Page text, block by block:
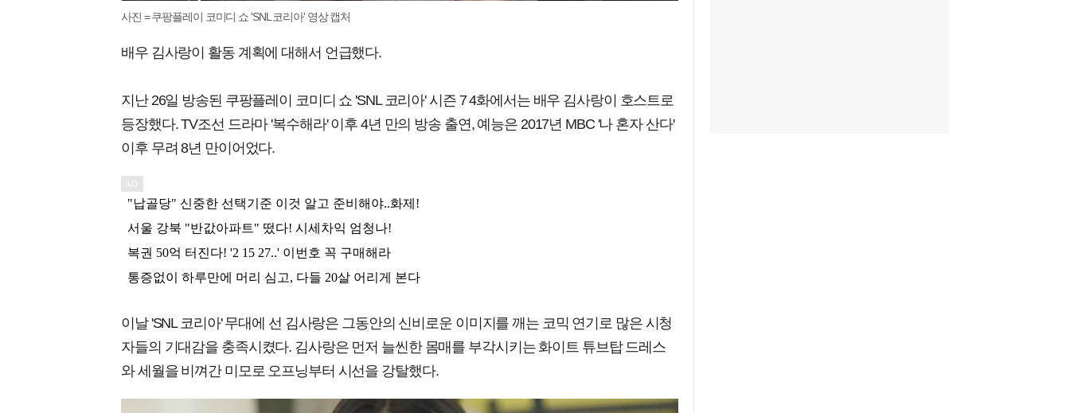
사진 = 쿠팡플레이 코미디 쇼 'SNL 코리아' 영상 캡처
배우 김사랑이 활동 계획에 대해서 언급했다.
지난 26일 방송된 쿠팡플레이 코미디 쇼 'SNL 코리아' 시즌 7 4화에서는 배우 김사랑이 호스트로
등장했다. TV조선 드라마 '복수해라' 이후 4년 만의 방송 출연, 예능은 2017년 MBC '나 혼자 산다'
이후 무려 8년 만이어었다.
이날 'SNL 코리아' 무대에 선 김사랑은 그동안의 신비로운 이미지를 깨는 코믹 연기로 많은 시청
자들의 기대감을 충족시켰다. 김사랑은 먼저 늘씬한 몸매를 부각시키는 화이트 튜브탑 드레스
와 세월을 비껴간 미모로 오프닝부터 시선을 강탈했다.